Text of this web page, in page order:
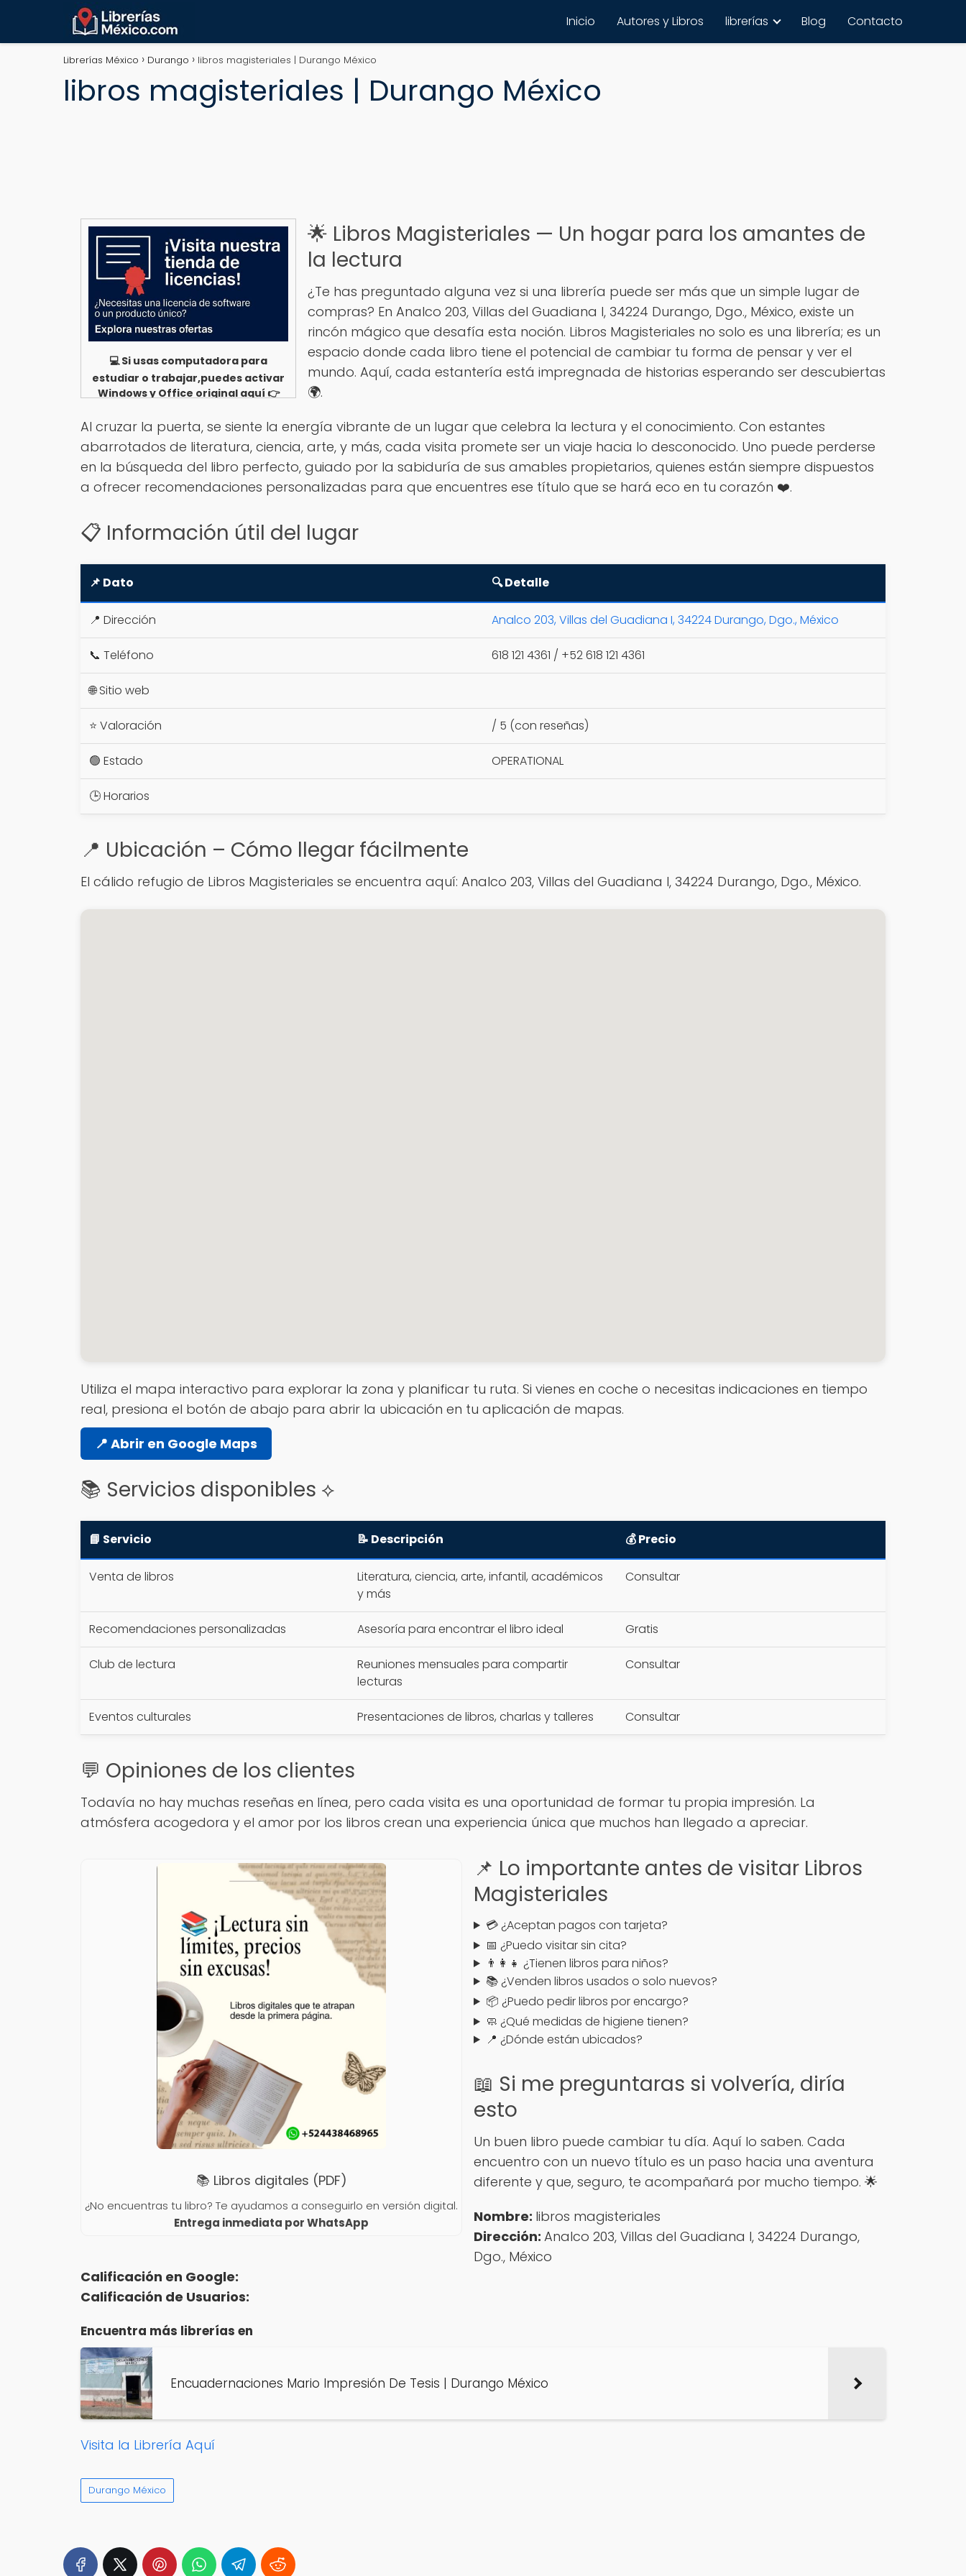
Inicio Autores y Libros librerías Blog Contacto
Librerías México Durango libros magisteriales | Durango México
libros magisteriales | Durango México
💻 Si usas computadora para
estudiar o trabajar,puedes activar
Windows y Office original aquí 👉
🌟 Libros Magisteriales — Un hogar para los amantes de
la lectura
¿Te has preguntado alguna vez si una librería puede ser más que un simple lugar de
compras? En Analco 203, Villas del Guadiana I, 34224 Durango, Dgo., México, existe un
rincón mágico que desafía esta noción. Libros Magisteriales no solo es una librería; es un
espacio donde cada libro tiene el potencial de cambiar tu forma de pensar y ver el
mundo. Aquí, cada estantería está impregnada de historias esperando ser descubiertas
🌍.
Al cruzar la puerta, se siente la energía vibrante de un lugar que celebra la lectura y el conocimiento. Con estantes
abarrotados de literatura, ciencia, arte, y más, cada visita promete ser un viaje hacia lo desconocido. Uno puede perderse
en la búsqueda del libro perfecto, guiado por la sabiduría de sus amables propietarios, quienes están siempre dispuestos
a ofrecer recomendaciones personalizadas para que encuentres ese título que se hará eco en tu corazón ❤️.
📋 Información útil del lugar
📌 Dato 🔍 Detalle
📍 Dirección Analco 203, Villas del Guadiana I, 34224 Durango, Dgo., México
📞 Teléfono 618 121 4361 / +52 618 121 4361
🌐 Sitio web
⭐ Valoración / 5 (con reseñas)
🟢 Estado OPERATIONAL
🕒 Horarios
📍 Ubicación – Cómo llegar fácilmente
El cálido refugio de Libros Magisteriales se encuentra aquí: Analco 203, Villas del Guadiana I, 34224 Durango, Dgo., México.
Utiliza el mapa interactivo para explorar la zona y planificar tu ruta. Si vienes en coche o necesitas indicaciones en tiempo
real, presiona el botón de abajo para abrir la ubicación en tu aplicación de mapas.
📍 Abrir en Google Maps
📚 Servicios disponibles ⟡
📘 Servicio 📝 Descripción 💰 Precio
Venta de libros
Literatura, ciencia, arte, infantil, académicos
y más
Consultar
Recomendaciones personalizadas Asesoría para encontrar el libro ideal Gratis
Club de lectura
Reuniones mensuales para compartir
lecturas
Consultar
Eventos culturales Presentaciones de libros, charlas y talleres Consultar
💬 Opiniones de los clientes
Todavía no hay muchas reseñas en línea, pero cada visita es una oportunidad de formar tu propia impresión. La
atmósfera acogedora y el amor por los libros crean una experiencia única que muchos han llegado a apreciar.
📚 Libros digitales (PDF)
¿No encuentras tu libro? Te ayudamos a conseguirlo en versión digital.
Entrega inmediata por WhatsApp
📌 Lo importante antes de visitar Libros
Magisteriales
💳 ¿Aceptan pagos con tarjeta?
📅 ¿Puedo visitar sin cita?
👨‍👩‍👧 ¿Tienen libros para niños?
📚 ¿Venden libros usados o solo nuevos?
📦 ¿Puedo pedir libros por encargo?
🧼 ¿Qué medidas de higiene tienen?
📍 ¿Dónde están ubicados?
📖 Si me preguntaras si volvería, diría
esto
Un buen libro puede cambiar tu día. Aquí lo saben. Cada
encuentro con un nuevo título es un paso hacia una aventura
diferente y que, seguro, te acompañará por mucho tiempo. 🌟
Nombre: libros magisteriales
Dirección: Analco 203, Villas del Guadiana I, 34224 Durango,
Dgo., México
Calificación en Google:
Calificación de Usuarios:
Encuentra más librerías en
Encuadernaciones Mario Impresión De Tesis | Durango México
Visita la Librería Aquí
Durango México